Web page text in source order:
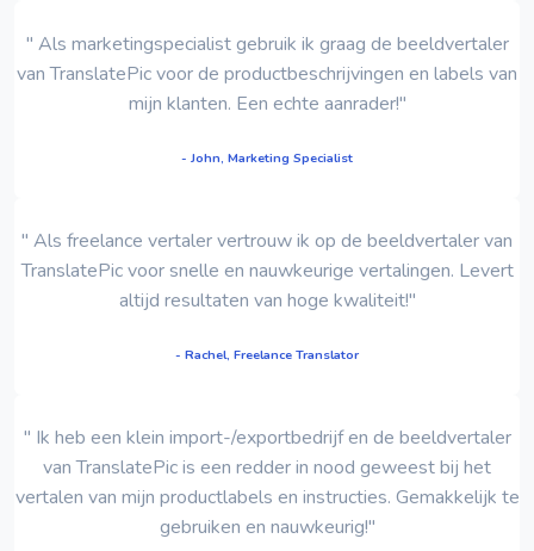
" Als marketingspecialist gebruik ik graag de beeldvertaler
van TranslatePic voor de productbeschrijvingen en labels van
mijn klanten. Een echte aanrader!"
- John, Marketing Specialist
" Als freelance vertaler vertrouw ik op de beeldvertaler van
TranslatePic voor snelle en nauwkeurige vertalingen. Levert
altijd resultaten van hoge kwaliteit!"
- Rachel, Freelance Translator
" Ik heb een klein import-/exportbedrijf en de beeldvertaler
van TranslatePic is een redder in nood geweest bij het
vertalen van mijn productlabels en instructies. Gemakkelijk te
gebruiken en nauwkeurig!"